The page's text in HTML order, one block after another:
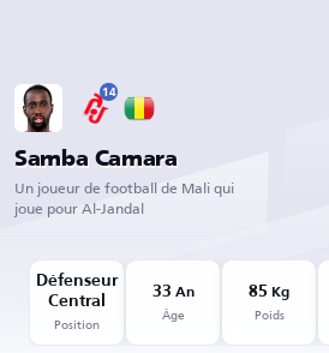
14
Samba Camara
Un joueur de football de Mali qui
joue pour Al-Jandal
Défenseur
Central
Position
33 An
Âge
85 Kg
Poids